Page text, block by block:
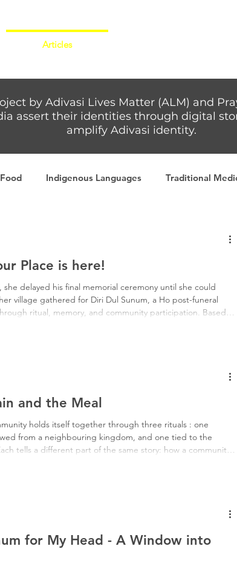
Articles
by Adivasi Lives Matter (ALM) and
assert their identities through digital
amplify Adivasi identity.
Food Indigenous Languages Traditional
Place is here!
delayed his final memorial ceremony until she could
village gathered for Diri Dul Sunum, a Ho post-funeral
ritual, memory, and community participation. Based
and the Meal
holds itself together through three rituals : one
from a neighbouring kingdom, and one tied to the
tells a different part of the same story: how a community
for My Head - A Window into